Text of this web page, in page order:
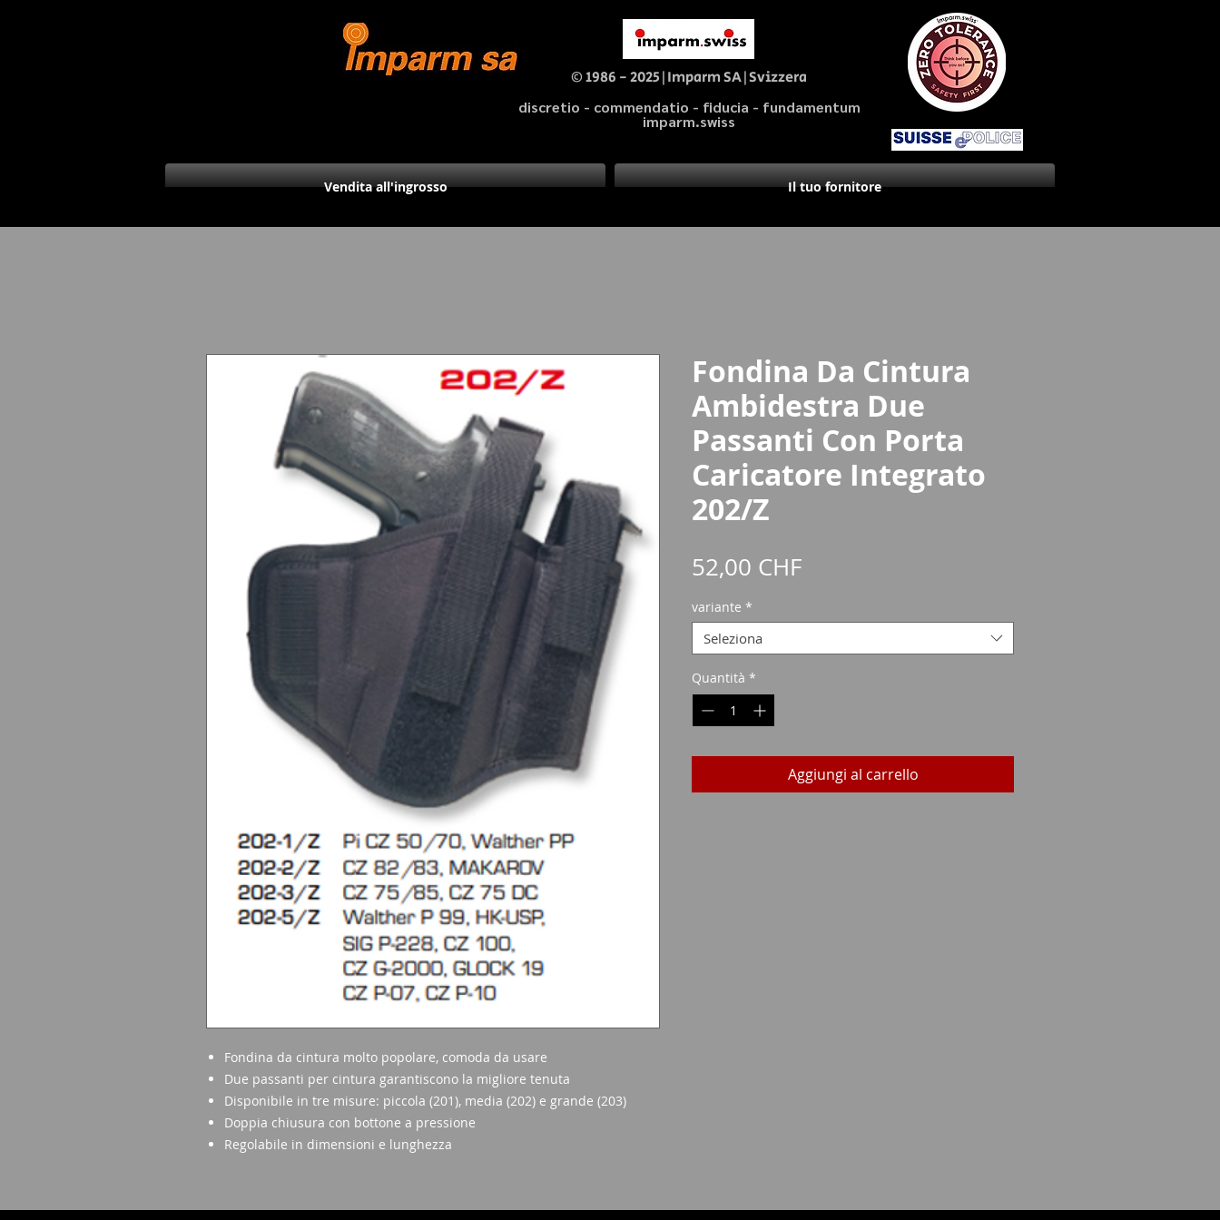
© 1986 - 2025|Imparm SA|Svizzera
discretio - commendatio - fiducia - fundamentum
imparm.swiss
Vendita all'ingrosso Il tuo fornitore
Fondina da cintura molto popolare, comoda da usare
Due passanti per cintura garantiscono la migliore tenuta
Disponibile in tre misure: piccola (201), media (202) e grande (203)
Doppia chiusura con bottone a pressione
Regolabile in dimensioni e lunghezza
Fondina Da Cintura
Ambidestra Due
Passanti Con Porta
Caricatore Integrato
202/Z
52,00 CHFPrezzo
variante *
Seleziona
Quantità *
Aggiungi al carrello